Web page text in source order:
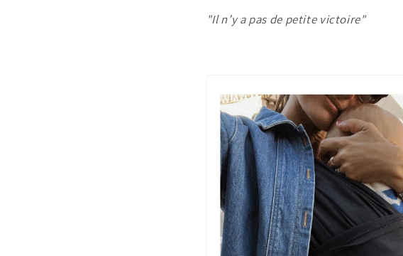
"Il n’y a pas de petite victoire"